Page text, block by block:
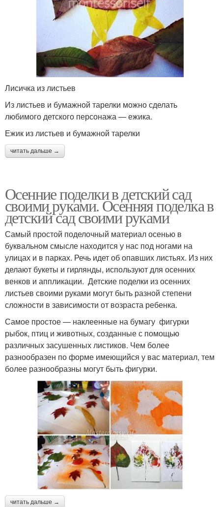
Лисичка из листьев
Из листьев и бумажной тарелки можно сделать
любимого детского персонажа — ежика.
Ежик из листьев и бумажной тарелки
читать дальше →
Осенние поделки в детский сад
своими руками. Осенняя поделка в
детский сад своими руками
Самый простой поделочный материал осенью в
буквальном смысле находится у нас под ногами на
улицах и в парках. Речь идет об опавших листьях. Из них
делают букеты и гирлянды, используют для осенних
венков и аппликации. Детские поделки из осенних
листьев своими руками могут быть разной степени
сложности в зависимости от возраста ребенка.
Самое простое — наклеенные на бумагу фигурки
рыбок, птиц и животных, созданные с помощью
различных засушенных листиков. Чем более
разнообразен по форме имеющийся у вас материал, тем
более разнообразны могут быть фигурки.
читать дальше →